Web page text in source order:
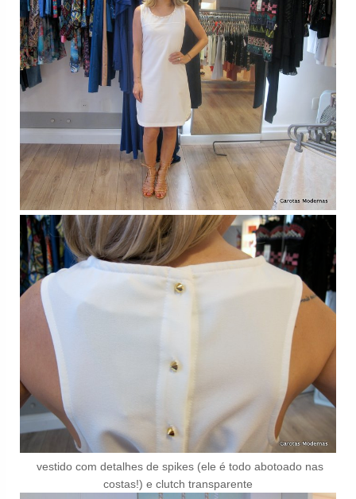
vestido com detalhes de spikes (ele é todo abotoado nas
costas!) e clutch transparente